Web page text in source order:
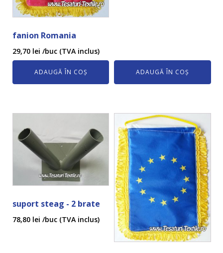
fanion Romania
29,70 lei /buc (TVA inclus)
ADAUGĂ ÎN COȘ ADAUGĂ ÎN COȘ
suport steag - 2 brate
78,80 lei /buc (TVA inclus)